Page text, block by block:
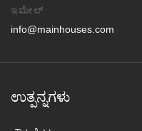
ಇಮೇಲ್
info@mainhouses.com
ಉತ್ಪನ್ನಗಳು